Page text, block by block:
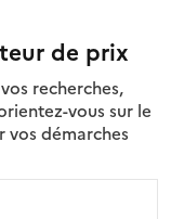
de prix
recherches,
vous sur le
démarches